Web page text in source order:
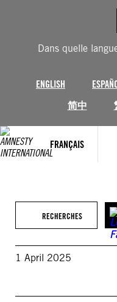
Dans quelle
ENGLISH
简中
FRANÇAIS
RECHERCHES
1 April 2025